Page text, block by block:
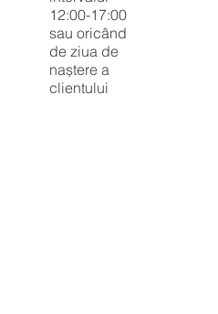
12:00-17:00
sau oricând
de ziua de
naștere a
clientului